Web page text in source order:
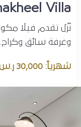
Villa
شهرياً: 30,000 ر.س
وغرفة سائق